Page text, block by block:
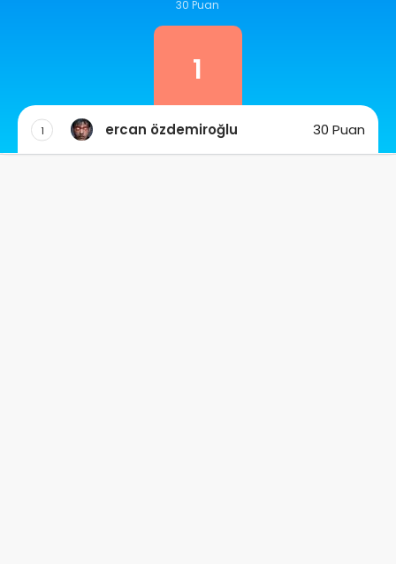
30 Puan
1
1 ercan özdemiroğlu 30 Puan